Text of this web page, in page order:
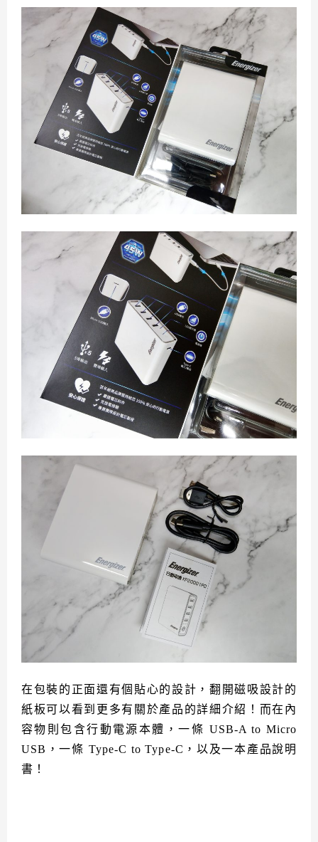
在包裝的正面還有個貼心的設計，翻開磁吸設計的
紙板可以看到更多有關於產品的詳細介紹！而在內
容物則包含行動電源本體，一條 USB-A to Micro
USB，一條 Type-C to Type-C，以及一本產品說明
書！